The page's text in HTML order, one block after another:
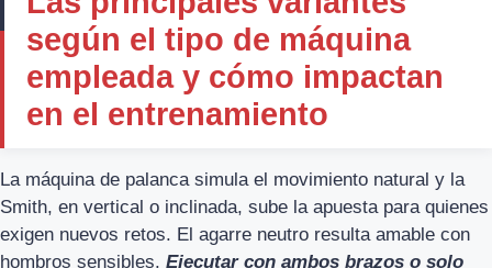
según el tipo de máquina
empleada y cómo impactan
en el entrenamiento
La máquina de palanca simula el movimiento natural y la
Smith, en vertical o inclinada, sube la apuesta para quienes
exigen nuevos retos. El agarre neutro resulta amable con
hombros sensibles. Ejecutar con ambos brazos o solo